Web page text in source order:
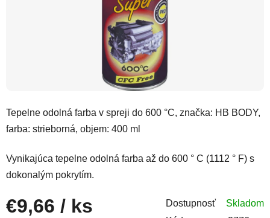
Tepelne odolná farba v spreji do 600 °C, značka: HB BODY,
farba: strieborná, objem: 400 ml
Vynikajúca tepelne odolná farba až do 600 ° C (1112 ° F) s
dokonalým pokrytím.
€9,66 / ks Dostupnosť
Skladom